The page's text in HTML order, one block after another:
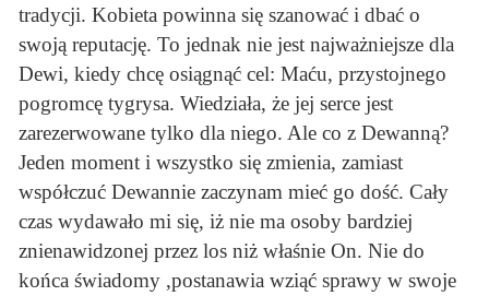
tradycji. Kobieta powinna się szanować i dbać o
swoją reputację. To jednak nie jest najważniejsze dla
Dewi, kiedy chcę osiągnąć cel: Maću, przystojnego
pogromcę tygrysa. Wiedziała, że jej serce jest
zarezerwowane tylko dla niego. Ale co z Dewanną?
Jeden moment i wszystko się zmienia, zamiast
współczuć Dewannie zaczynam mieć go dość. Cały
czas wydawało mi się, iż nie ma osoby bardziej
znienawidzonej przez los niż właśnie On. Nie do
końca świadomy ,postanawia wziąć sprawy w swoje